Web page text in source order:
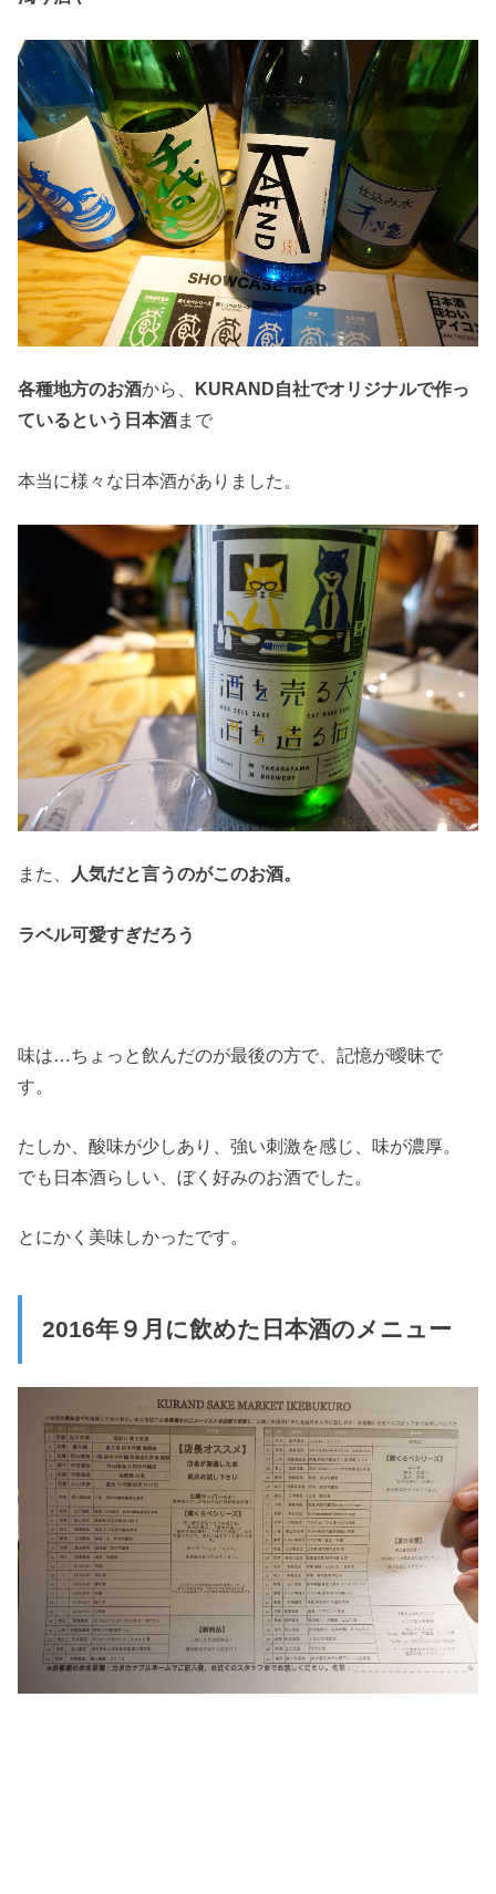
各種地方のお酒から、
KURAND自社でオリジナルで作っ
ているという日本酒まで
本当に様々な日本酒がありました。
また、 人気だと言うのがこのお酒。
ラベル可愛すぎだろう
味は…ちょっと飲んだのが最後の方で、記憶が曖昧で
す。
たしか、酸味が少しあり、強い刺激を感じ、味が濃厚。
でも日本酒らしい、ぼく好みのお酒でした。
とにかく美味しかったです。
2016年９月に飲めた日本酒のメニュー